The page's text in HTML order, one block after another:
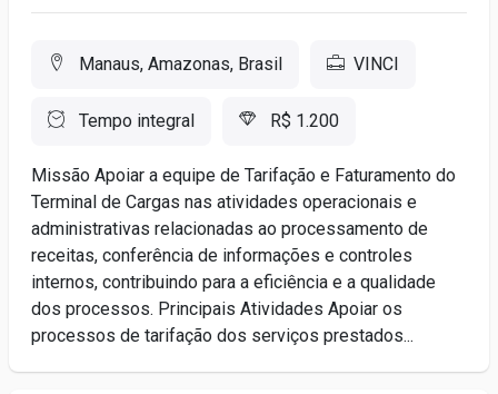
Manaus, Amazonas, Brasil VINCI
Tempo integral R$ 1.200
Missão Apoiar a equipe de Tarifação e Faturamento do
Terminal de Cargas nas atividades operacionais e
administrativas relacionadas ao processamento de
receitas, conferência de informações e controles
internos, contribuindo para a eficiência e a qualidade
dos processos. Principais Atividades Apoiar os
processos de tarifação dos serviços prestados...